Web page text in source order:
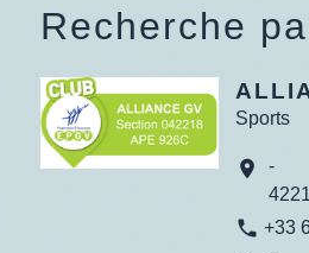
Recherche
Sports
location_on
-
phone +33